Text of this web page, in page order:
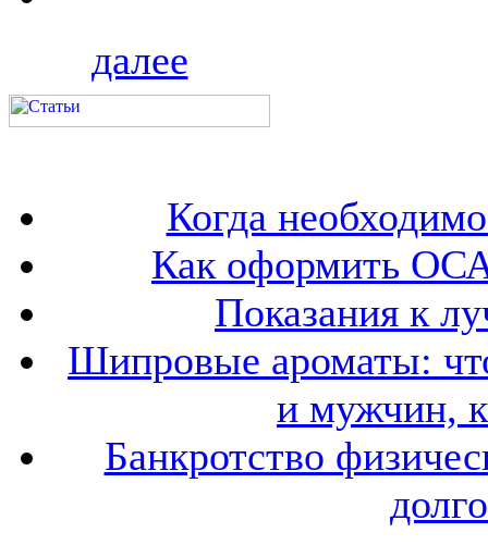
далее
Когда
Как оформить
Показания к
Шипровые ароматы:
и мужчин,
Банкротство